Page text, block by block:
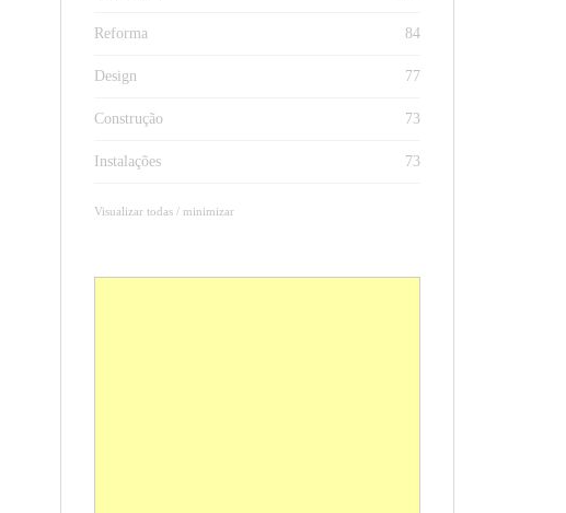
Reforma 84
Design 77
Construção 73
Instalações 73
Visualizar todas / minimizar